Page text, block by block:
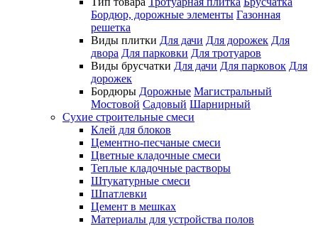
Бордюр, дорожные элементы Газонная
решетка
Виды плитки Для дачи Для дорожек Для
двора Для парковки Для тротуаров
Виды брусчатки Для дачи Для парковок Для
дорожек
Бордюры Дорожные Магистральный
Мостовой Садовый Шарнирный
Сухие строительные смеси
Клей для блоков
Цементно-песчаные смеси
Цветные кладочные смеси
Теплые кладочные растворы
Штукатурные смеси
Шпатлевки
Цемент в мешках
Материалы для устройства полов